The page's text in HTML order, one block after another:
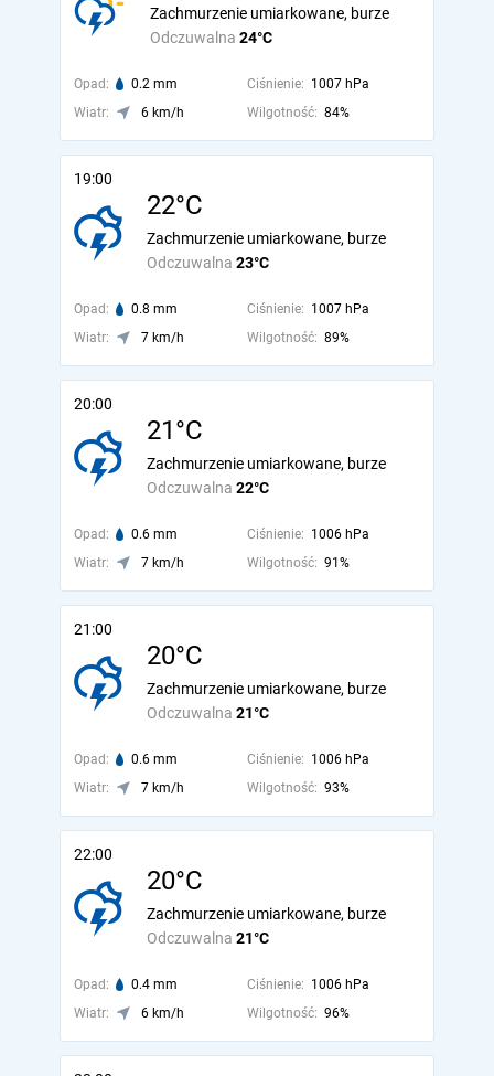
Odczuwalna 24°C
Zachmurzenie umiarkowane, burze
Opad: 0.2 mm Ciśnienie: 1007 hPa
Wiatr:
6 km/h Wilgotność: 84%
19:00
22°C
Odczuwalna 23°C
Zachmurzenie umiarkowane, burze
Opad: 0.8 mm Ciśnienie: 1007 hPa
Wiatr:
7 km/h Wilgotność: 89%
20:00
21°C
Odczuwalna 22°C
Zachmurzenie umiarkowane, burze
Opad: 0.6 mm Ciśnienie: 1006 hPa
Wiatr:
7 km/h Wilgotność: 91%
21:00
20°C
Odczuwalna 21°C
Zachmurzenie umiarkowane, burze
Opad: 0.6 mm Ciśnienie: 1006 hPa
Wiatr:
7 km/h Wilgotność: 93%
22:00
20°C
Odczuwalna 21°C
Zachmurzenie umiarkowane, burze
Opad: 0.4 mm Ciśnienie: 1006 hPa
Wiatr:
6 km/h Wilgotność: 96%